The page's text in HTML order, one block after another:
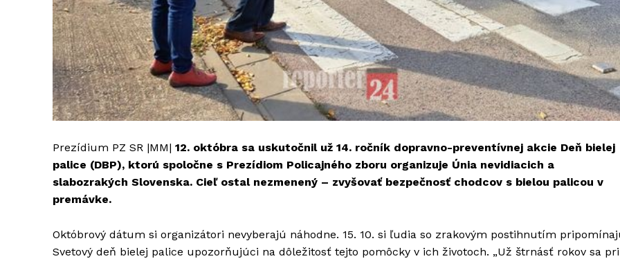
Prezídium PZ SR |MM| 12. októbra sa uskutočnil už 14. ročník dopravno-preventívnej akcie Deň bielej
palice (DBP), ktorú spoločne s Prezídiom Policajného zboru organizuje Únia nevidiacich a
slabozrakých Slovenska. Cieľ ostal nezmenený – zvyšovať bezpečnosť chodcov s bielou palicou v
premávke.
Októbrový dátum si organizátori nevyberajú náhodne. 15. 10. si ľudia so zrakovým postihnutím
Svetový deň bielej palice upozorňujúci na dôležitosť tejto pomôcky v ich životoch. „Už štrnásť rokov sa pri